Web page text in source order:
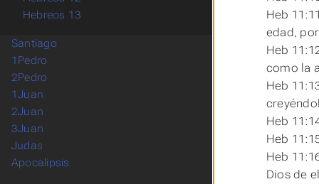
Heb
edad,
Heb
como la
Heb
Heb
Heb
Heb
Dios de
Hebreos 13
Santiago
1Pedro
2Pedro
1Juan
2Juan
3Juan
Judas
Apocalipsis